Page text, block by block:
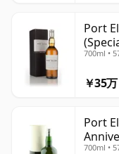
Port
700ml •
￥35万
Port
700ml •